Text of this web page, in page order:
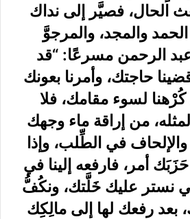
الحال، فصيَّر إلى نداك
والمجد، والمرجوَّ
عبد الرحمن مسرعًا: “قد
حاجتك، وأمرنا بعونك
لسوء مقامك، فلا
من إراقة ماء وجهك
في الطِّلب، وإذا
أمر، فارفعه إلينا في
نستر عليك خَلَّتك، ونكُفُّ
بعد رفعك لها إلى مالِكِك